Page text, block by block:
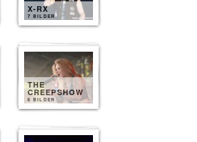
X-RX
7 BILDER
THE
CREEPSHOW
6 BILDER